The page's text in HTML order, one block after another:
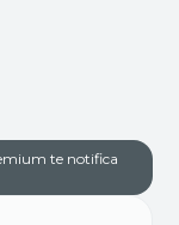
te notifica